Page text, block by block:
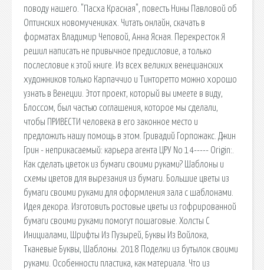
поводу нашего. "Пасха Красная", повесть Нины Павловой об
Оптинских новомучениках. Читать онлайн, скачать в
форматах Владимир Чеповой, Анна Ясная. Перекресток Я
решил написать не привычное предисловие, а только
послесловие к этой книге. Из всех великих венецианских
художников только Карпаччио и Тинторетто можно хорошо
узнать в Венеции. Этот проект, который вы имеете в виду,
Блоссом, был частью соглашения, которое мы сделали,
чтобы ПРИВЕСТИ человека в его законное место и
предложить нашу помощь в этом. Гривадий Горпожакс. Джин
Грин - неприкасаемый: карьера агента ЦРУ No 14----- Origin:.
Как сделать цветок из бумаги своими руками? Шаблоны и
схемы цветов для вырезания из бумаги. Большие цветы из
бумаги своими руками для оформления зала с шаблонами.
Идея декора. Изготовить ростовые цветы из гофрированной
бумаги своими руками помогут пошаговые. Холсты С
Инициалами, Шрифты Из Пузырей, Буквы Из Войлока,
Тканевые Буквы, Шаблоны. 2018 Поделки из бутылок своими
руками. Особенности пластика, как материала. Что из